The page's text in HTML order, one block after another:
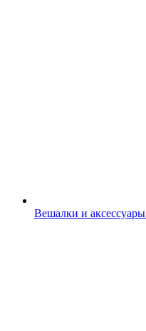
Вешалки и аксессуары